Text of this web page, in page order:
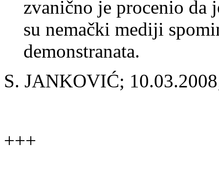
zvanično je procenio da
su nemački mediji
demonstranata.
S. JANKOVIĆ;
+++